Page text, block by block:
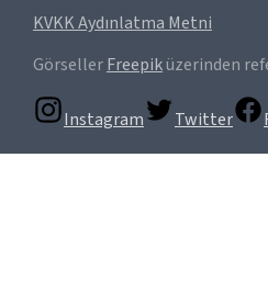
KVKK Aydınlatma Metni
GörsellerFreepiküzerinden
Instagram Twitter